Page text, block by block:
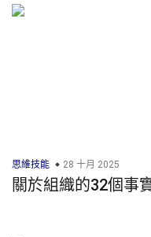
思維技能 28 十月 2025
關於組織的32個事